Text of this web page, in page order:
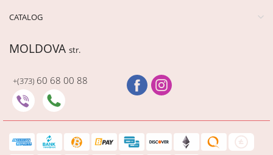
CATALOG
MOLDOVA str.
+(373) 60 68 00 88